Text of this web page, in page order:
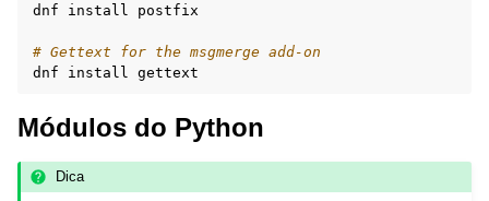
dnf
install postfix
# Gettext for the msgmerge add-on
dnf
install
Módulos do Python
Dica